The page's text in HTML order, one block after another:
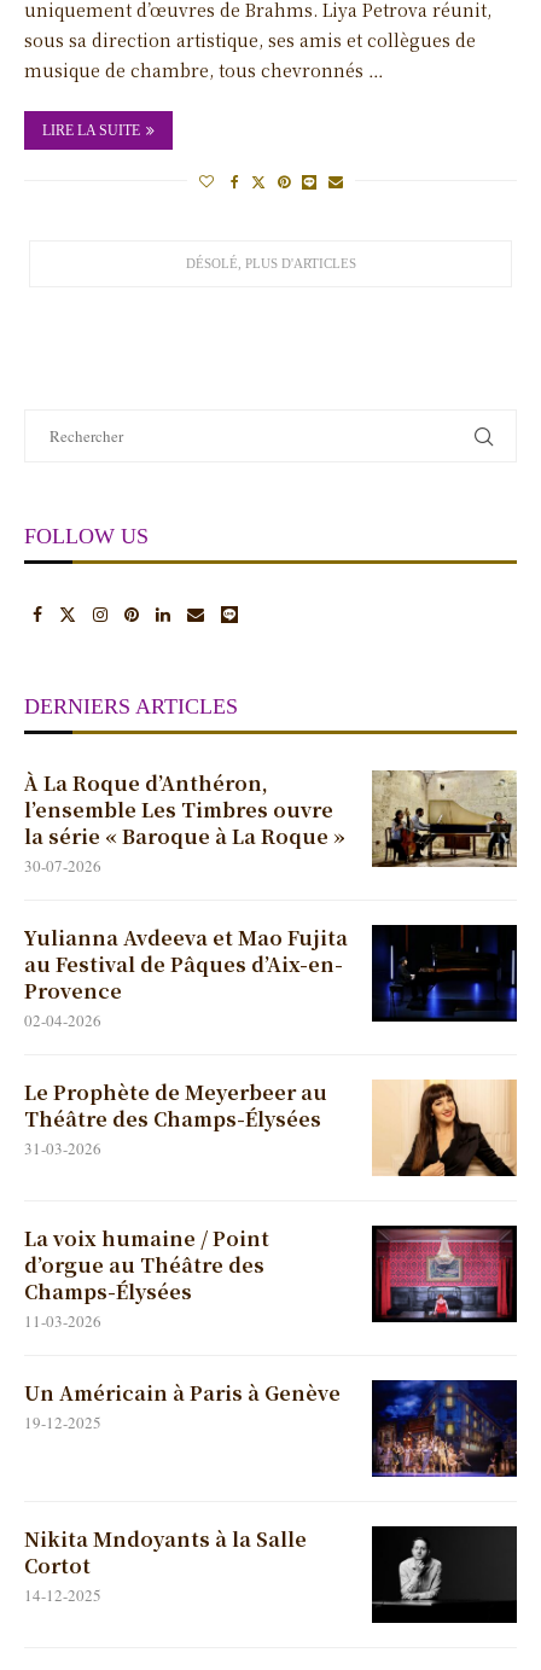
uniquement d’œuvres de Brahms. Liya Petrova réunit,
sous sa direction artistique, ses amis et collègues de
musique de chambre, tous chevronnés …
LIRE LA SUITE
FOLLOW US
DERNIERS ARTICLES
l’ensemble Les Timbres ouvre
la série « Baroque à La Roque »
30-07-2026
Yulianna Avdeeva et Mao Fujita
au Festival de Pâques d’Aix-en-
Le Prophète de Meyerbeer au
Théâtre des Champs-Élysées
La voix humaine / Point
Un Américain à Paris à Genève
19-12-2025
Il cappello di paglia di Firenze